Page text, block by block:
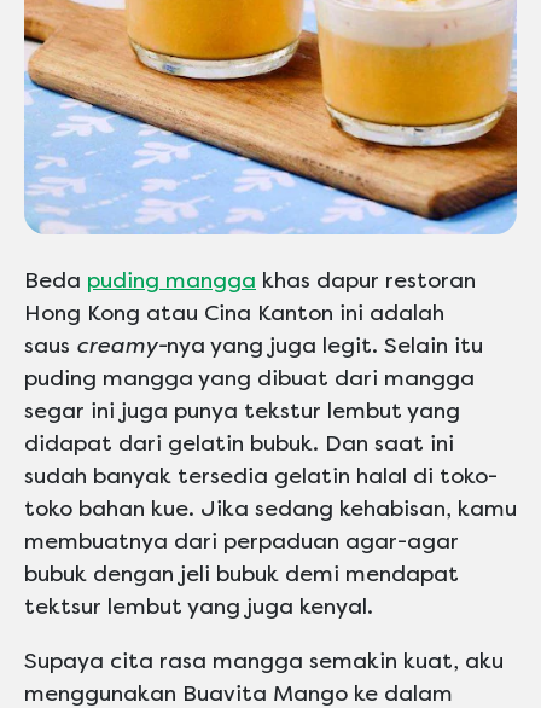
Beda puding mangga khas dapur restoran
Hong Kong atau Cina Kanton ini adalah
saus creamy-nya yang juga legit. Selain itu
puding mangga yang dibuat dari mangga
segar ini juga punya tekstur lembut yang
didapat dari gelatin bubuk. Dan saat ini
sudah banyak tersedia gelatin halal di toko-
toko bahan kue. Jika sedang kehabisan, kamu
membuatnya dari perpaduan agar-agar
bubuk dengan jeli bubuk demi mendapat
tektsur lembut yang juga kenyal.
Supaya cita rasa mangga semakin kuat, aku
menggunakan Buavita Mango ke dalam